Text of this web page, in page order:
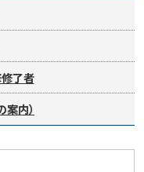
了者
内）